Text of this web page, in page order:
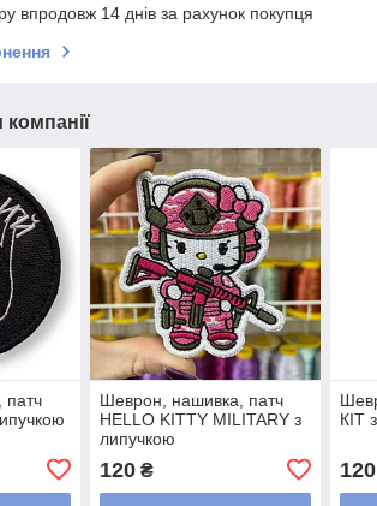
впродовж 14 днів за рахунок покупця
компанії
патч
Шеврон, нашивка, патч
HELLO KITTY MILITARY з
липучкою
120₴
КІТ
120